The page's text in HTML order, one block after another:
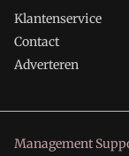
Klantenservice
Contact
Adverteren
Management